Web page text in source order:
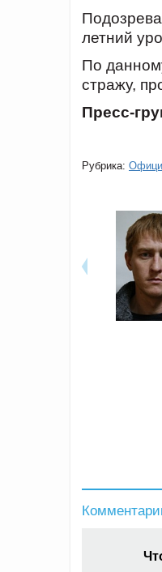
летний
По
стражу,
Пресс-
Рубрика: